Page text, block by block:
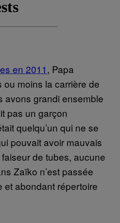
en 2011, Papa
moins la carrière de
avons grandi ensemble
pas un garçon
quelqu’un qui ne se
pouvait avoir mauvais
de tubes, aucune
Zaïko n’est passée
et abondant répertoire